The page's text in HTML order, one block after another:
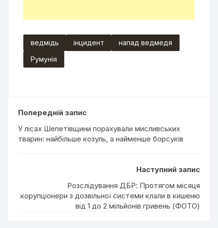
ведмідь інцидент
напад ведмедя
Румунія
Попередній запис
У лісах Шепетівщини порахували мисливських
тварин: найбільше козуль, а найменше борсуків
Наступний запис
Розслідування ДБР: Протягом місяця
корупціонери з дозвільної системи клали в кишеню
від 1 до 2 мільйонів гривень (ФОТО)